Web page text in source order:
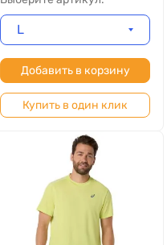
L
Добавить в корзину
Купить в один клик